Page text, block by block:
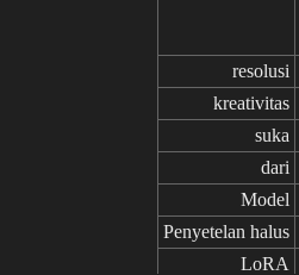
resolusi
kreativitas
suka
dari
Model
Penyetelan halus
LoRA